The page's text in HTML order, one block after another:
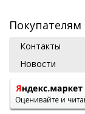
Покупателям
Контакты
Новости